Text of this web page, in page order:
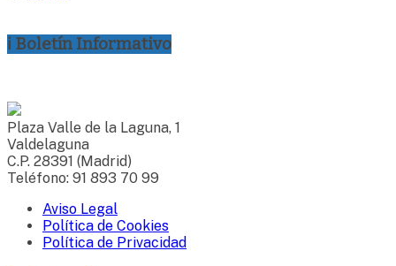
ℹ Boletín Informativo
Plaza Valle de la Laguna, 1
Valdelaguna
C.P. 28391 (Madrid)
Teléfono: 91 893 70 99
Aviso Legal
Política de Cookies
Política de Privacidad